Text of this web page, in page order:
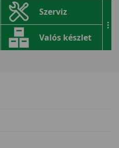
Szerviz
Valós készlet
...